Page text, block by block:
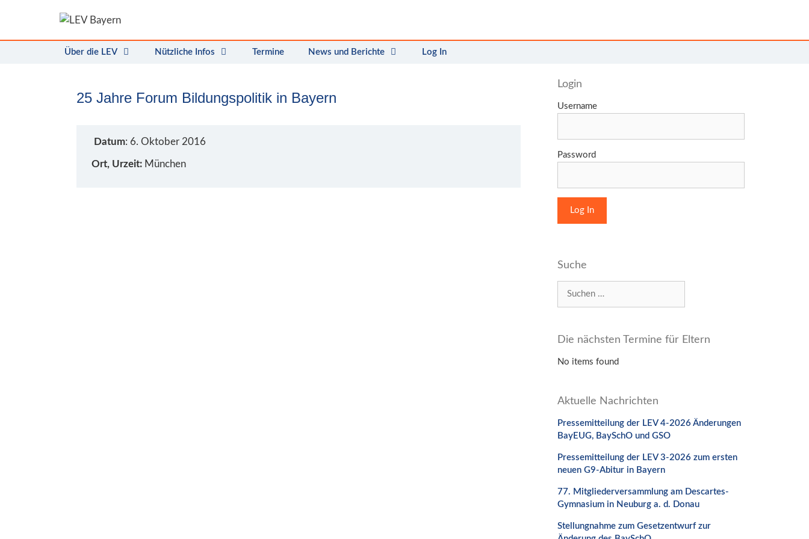
Über die LEV Nützliche Infos Termine News und Berichte Log In
25 Jahre Forum Bildungspolitik in Bayern
Datum: 6. Oktober 2016
Ort, Urzeit: München
Login
Username
Password
Suche
Die nächsten Termine für Eltern
No items found
Aktuelle Nachrichten
Pressemitteilung der LEV 4-2026 Änderungen
BayEUG, BaySchO und GSO
Pressemitteilung der LEV 3-2026 zum ersten
neuen G9-Abitur in Bayern
77. Mitgliederversammlung am Descartes-
Gymnasium in Neuburg a. d. Donau
Stellungnahme zum Gesetzentwurf zur